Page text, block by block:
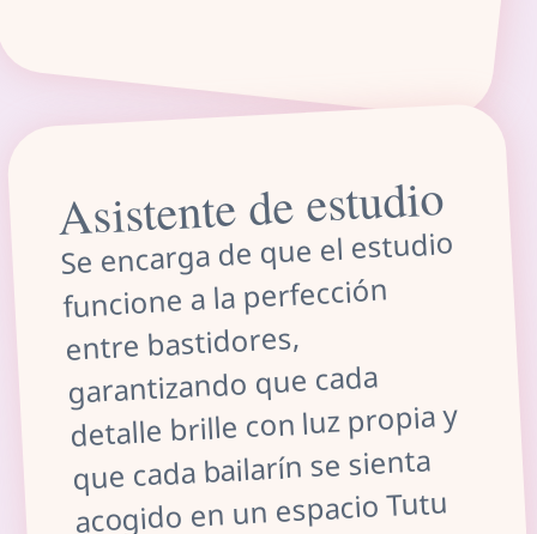
Asistente de estudio
Se encarga de que el estudio
funcione a la perfección
entre bastidores,
garantizando que cada
detalle brille con luz propia y
que cada bailarín se sienta
acogido en un espacio Tutu